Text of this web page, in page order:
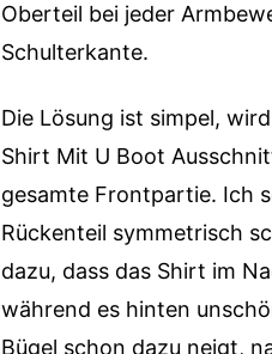
Oberteil bei jeder
Schulterkante.
Die Lösung ist simpel,
Shirt Mit U Boot
gesamte Frontpartie. Ich
Rückenteil symmetrisch
dazu, dass das Shirt im
während es hinten
Bügel schon dazu neigt,